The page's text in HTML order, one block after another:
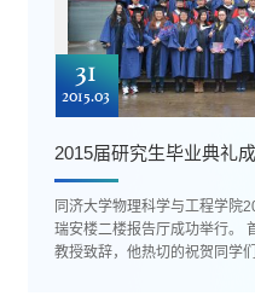
31
2015.03
2015届研究生毕业典礼
同济大学物理科学与工程学院
瑞安楼二楼报告厅成功举行。 首先由物理科学与工程学院院长陈鸿
教授致辞，他热切的祝贺同学